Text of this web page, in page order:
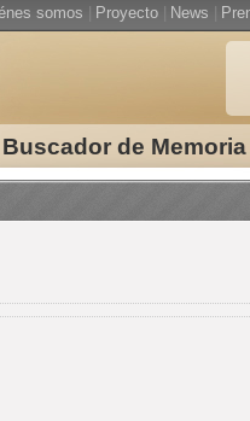
Buscador de Memoria
somos Proyecto News